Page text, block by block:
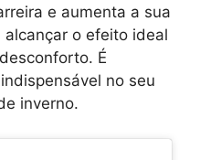
e aumenta a sua
o efeito ideal
É
no seu
inverno.